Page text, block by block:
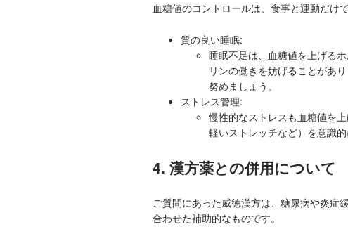
血糖値のコントロールは、食事と運動だけ
質の良い睡眠:
睡眠不足は、血糖値を上げる
リンの働きを妨げることがあ
努めましょう。
ストレス管理:
慢性的なストレスも血糖値を
軽いストレッチなど）を意識的
4. 漢方薬との併用について
ご質問にあった威徳漢方は、糖尿病や炎症
合わせた補助的なものです。